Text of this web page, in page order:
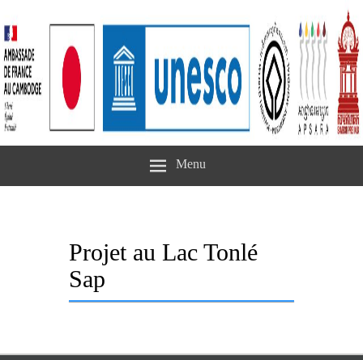
Menu
Projet au Lac Tonlé
Sap